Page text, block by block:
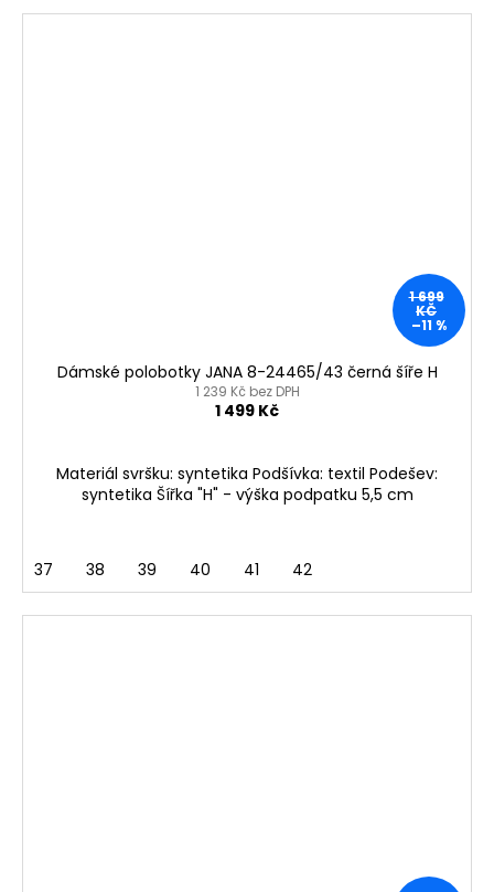
1 699
KČ
–11 %
Dámské polobotky JANA 8-24465/43 černá šíře H
1 239 Kč bez DPH
1 499 Kč
Materiál svršku: syntetika Podšívka: textil Podešev:
syntetika Šířka "H" - výška podpatku 5,5 cm
37 38 39 40 41 42